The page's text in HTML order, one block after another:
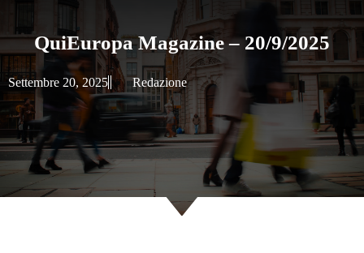
QuiEuropa Magazine – 20/9/2025
Settembre 20, 2025 Redazione